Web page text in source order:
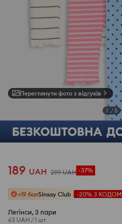
Переглянути фото з відгуків
1 / 5
189 UAH 299 UAH -37%
+19 балSinsay Club -20% З КОДОМ
Легінси, 3 пари
63 UAH /1 шт